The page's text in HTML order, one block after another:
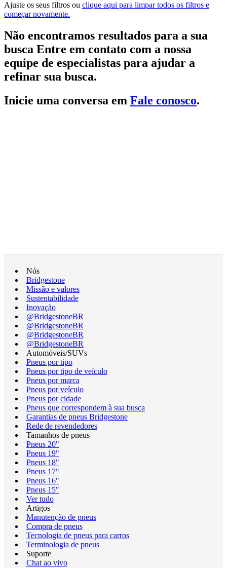
Ajuste os seus filtros ou clique aqui para limpar todos os filtros e
começar novamente.
Não encontramos resultados para a sua
busca Entre em contato com a nossa
equipe de especialistas para ajudar a
refinar sua busca.
Inicie uma conversa em Fale conosco.
Nós
Bridgestone
Missão e valores
Sustentabilidade
Inovação
@BridgestoneBR
@BridgestoneBR
@BridgestoneBR
@BridgestoneBR
Automóveis/SUVs
Pneus por tipo
Pneus por tipo de veículo
Pneus por marca
Pneus por veículo
Pneus por cidade
Pneus que correspondem à sua busca
Garantias de pneus Bridgestone
Rede de revendedores
Tamanhos de pneus
Pneus 20"
Pneus 19"
Pneus 18"
Pneus 17"
Pneus 16"
Pneus 15"
Ver tudo
Artigos
Manutenção de pneus
Compra de pneus
Tecnologia de pneus para carros
Terminologia de pneus
Suporte
Chat ao vivo